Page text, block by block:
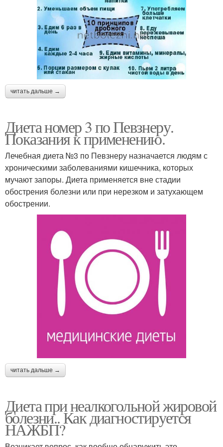
читать дальше →
Диета номер 3 по Певзнеру.
Показания к применению.
Лечебная диета №3 по Певзнеру назначается людям с
хроническими заболеваниями кишечника, которых
мучают запоры. Диета применяется вне стадии
обострения болезни или при нерезком и затухающем
обострении.
читать дальше →
Диета при неалкогольной жировой
болезни.. Как диагностируется
НАЖБП?